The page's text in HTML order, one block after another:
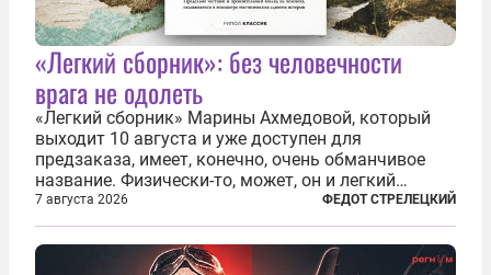
«Легкий сборник»: без человечности
врага не одолеть
«Легкий сборник» Марины Ахмедовой, который
выходит 10 августа и уже доступен для
предзаказа, имеет, конечно, очень обманчивое
название. Физически-то, может, он и легкий
относительно. Но метафизически —
безотносительно тяжелый. Десять рассказов,
каждый из которых напрямую или косвенно (в
основном —...
7 августа 2026 ФЕДОТ СТРЕЛЕЦКИЙ